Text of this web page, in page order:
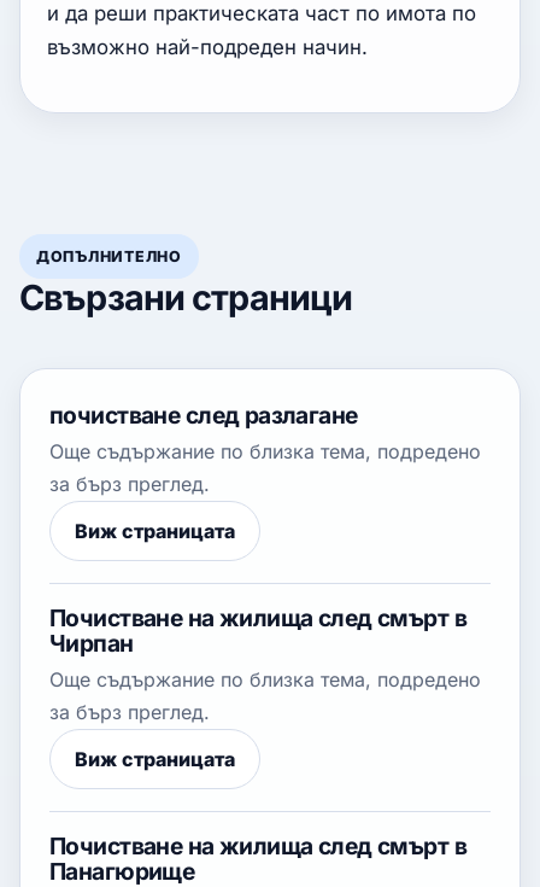
и да реши практическата част по имота по
възможно най-подреден начин.
ДОПЪЛНИТЕЛНО
Свързани страници
почистване след разлагане
Още съдържание по близка тема, подредено
за бърз преглед.
Виж страницата
Почистване на жилища след смърт в
Чирпан
Още съдържание по близка тема, подредено
за бърз преглед.
Виж страницата
Почистване на жилища след смърт в
Панагюрище